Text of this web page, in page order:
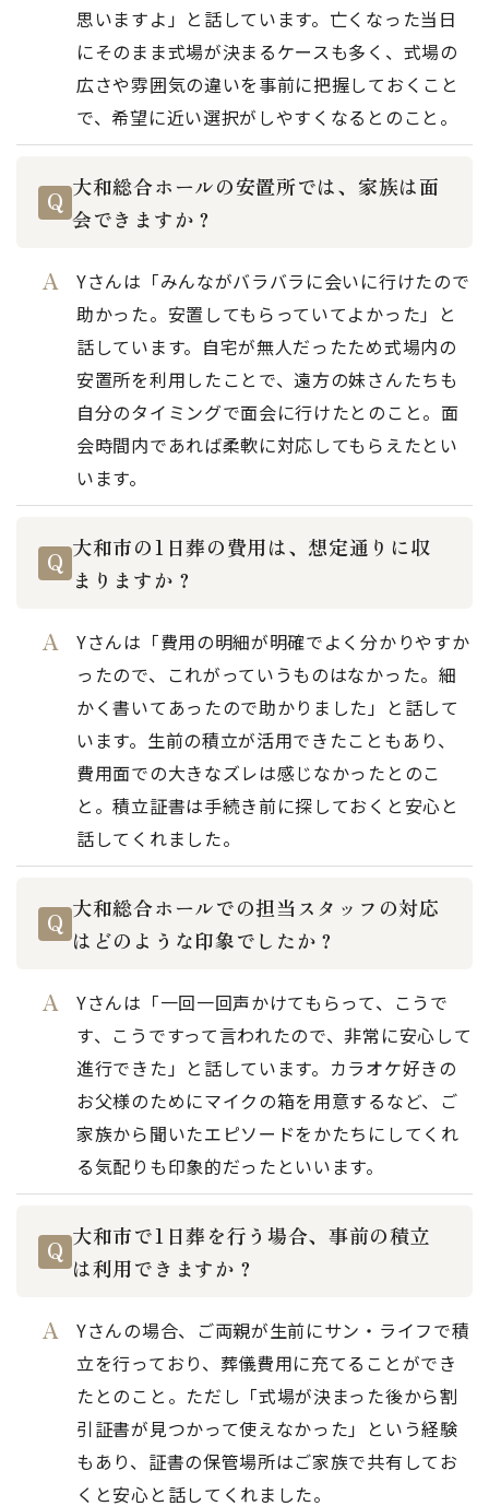
思いますよ」と話しています。亡くなった当日
にそのまま式場が決まるケースも多く、式場の
広さや雰囲気の違いを事前に把握しておくこと
で、希望に近い選択がしやすくなるとのこと。
大和総合ホールの安置所では、家族は面
会できますか？
Yさんは「みんながバラバラに会いに行けたので
助かった。安置してもらっていてよかった」と
話しています。自宅が無人だったため式場内の
安置所を利用したことで、遠方の妹さんたちも
自分のタイミングで面会に行けたとのこと。面
会時間内であれば柔軟に対応してもらえたとい
います。
大和市の1日葬の費用は、想定通りに収
まりますか？
Yさんは「費用の明細が明確でよく分かりやすか
ったので、これがっていうものはなかった。細
かく書いてあったので助かりました」と話して
います。生前の積立が活用できたこともあり、
費用面での大きなズレは感じなかったとのこ
と。積立証書は手続き前に探しておくと安心と
話してくれました。
大和総合ホールでの担当スタッフの対応
はどのような印象でしたか？
Yさんは「一回一回声かけてもらって、こうで
す、こうですって言われたので、非常に安心して
進行できた」と話しています。カラオケ好きの
お父様のためにマイクの箱を用意するなど、ご
家族から聞いたエピソードをかたちにしてくれ
る気配りも印象的だったといいます。
大和市で1日葬を行う場合、事前の積立
は利用できますか？
Yさんの場合、ご両親が生前にサン・ライフで積
立を行っており、葬儀費用に充てることができ
たとのこと。ただし「式場が決まった後から割
引証書が見つかって使えなかった」という経験
もあり、証書の保管場所はご家族で共有してお
くと安心と話してくれました。